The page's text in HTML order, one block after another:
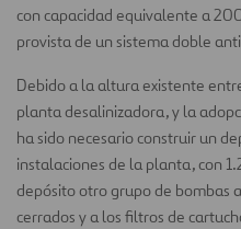
con capacidad equivalente a
provista de un sistema doble
Debido a la altura existente
planta desalinizadora, y la
ha sido necesario construir un
instalaciones de la planta, con
depósito otro grupo de bombas
cerrados y a los filtros de